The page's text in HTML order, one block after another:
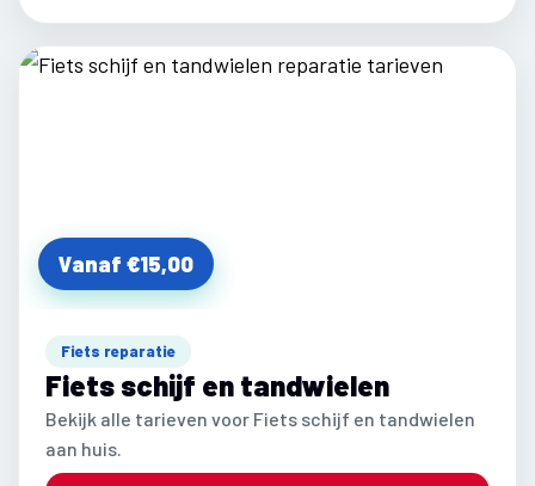
Vanaf €15,00
Fiets reparatie
Fiets schijf en tandwielen
Bekijk alle tarieven voor Fiets schijf en tandwielen
aan huis.